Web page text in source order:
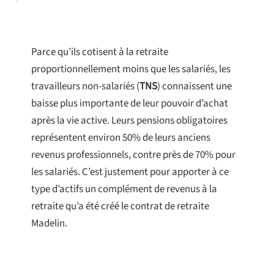
Parce qu’ils cotisent à la retraite
proportionnellement moins que les salariés, les
travailleurs non-salariés (TNS) connaissent une
baisse plus importante de leur pouvoir d’achat
après la vie active. Leurs pensions obligatoires
représentent environ 50% de leurs anciens
revenus professionnels, contre près de 70% pour
les salariés. C’est justement pour apporter à ce
type d’actifs un complément de revenus à la
retraite qu’a été créé le contrat de retraite
Madelin.